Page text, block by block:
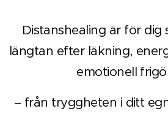
Distanshealing är för dig
längtan efter läkning,
emotionell
– från tryggheten i ditt